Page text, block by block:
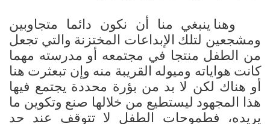
وهنا ينبغي منا أن نكون دائما متجاوبين
ومشجعين لتلك الإبداعات المختزنة والتي تجعل
من الطفل منتجا في مجتمعه أو مدرسته مهما
كانت هواياته وميوله القريبة منه وإن تبعثرت هنا
أو هناك لكن لا بد من بؤرة محددة يجتمع فيها
هذا المجهود ليستطيع من خلالها صنع وتكوين ما
يريده، فطموحات الطفل لا تتوقف عند حد